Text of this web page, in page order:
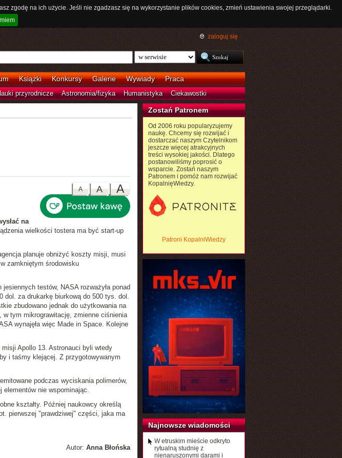
zgodę na ich użycie. Jeśli nie zgadzasz się na wykorzystanie plików cookies, zmień ustawienia swojej przeglądarki.
zaloguj się
Książki Konkursy Galerie Wywiady Praca
przyrodnicze Astronomia/fizyka Humanistyka Ciekawostki
A
A
A
na
wielkości tostera ma być start-up
planuje obniżyć koszty misji, musi
zamkniętym środowisku
testów, NASA rozważyła ponad
dol. za drukarkę biurkową do 500 tys. dol.
zbudowano jednak do użytkowania na
w tym mikrograwitację, zmienne ciśnienia
wynajęła więc Made in Space. Kolejne
Apollo 13. Astronauci byli wtedy
i taśmy klejącej. Z przygotowywanym
podczas wyciskania polimerów,
elementów nie wspominając.
kształty. Później naukowcy określą
pierwszej "prawdziwej" części, jaka ma
Autor: Anna Błońska
Zostań Patronem
Od 2006 roku popularyzujemy
naukę. Chcemy się rozwijać i
dostarczać naszym Czytelnikom
jeszcze więcej atrakcyjnych
treści wysokiej jakości. Dlatego
postanowiliśmy poprosić o
wsparcie. Zostań naszym
Patronem i pomóż nam rozwijać
KopalnięWiedzy.
Patroni KopalniWiedzy
Najnowsze wiadomości
W etruskim mieście odkryto
rytualną studnię z
nienaruszonymi darami i